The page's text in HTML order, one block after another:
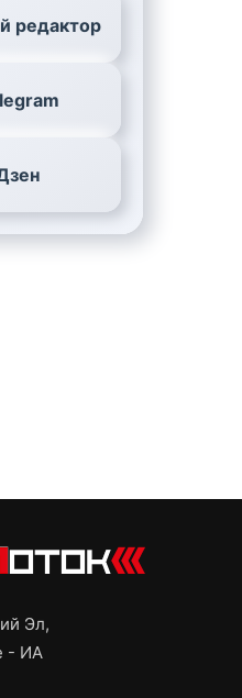
редактор
Эл,
- ИА